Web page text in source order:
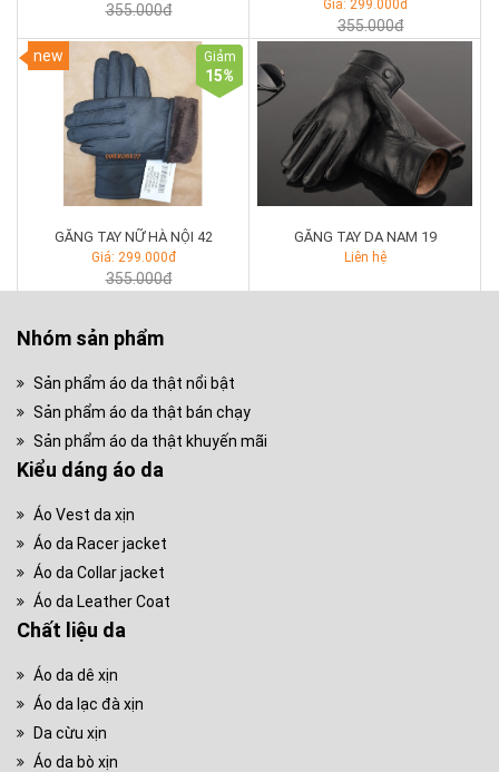
355.000đ Giá: 299.000đ
355.000đ
new
Giảm
15%
GĂNG TAY NỮ HÀ NỘI 42
Giá: 299.000đ
355.000đ
GĂNG TAY DA NAM 19
Liên hệ
Nhóm sản phẩm
Sản phẩm áo da thật nổi bật
Sản phẩm áo da thật bán chạy
Sản phẩm áo da thật khuyến mãi
Kiểu dáng áo da
Áo Vest da xịn
Áo da Racer jacket
Áo da Collar jacket
Áo da Leather Coat
Chất liệu da
Áo da dê xịn
Áo da lạc đà xịn
Da cừu xịn
Áo da bò xịn